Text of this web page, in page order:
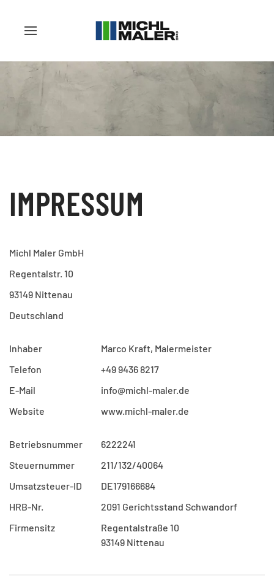
IMPRESSUM
Michl Maler GmbH
Regentalstr. 10
93149 Nittenau
Deutschland
Inhaber
Marco Kraft, Malermeister
Telefon
+49 9436 8217
E-Mail
info@michl-maler.de
Website
www.michl-maler.de
Betriebsnummer
6222241
Steuernummer
211/132/40064
Umsatzsteuer-ID
DE179166684
HRB-Nr.
2091 Gerichtsstand Schwandorf
Firmensitz
Regentalstraße 10
93149 Nittenau